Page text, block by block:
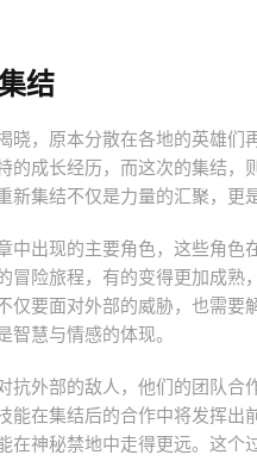
结
晓，原本分散在各地的英雄
的成长经历，而这次的集结，
新集结不仅是力量的汇聚，更
中出现的主要角色，这些角
冒险旅程，有的变得更加成
仅要面对外部的威胁，也需要
智慧与情感的体现。
抗外部的敌人，他们的团队
能在集结后的合作中将发挥
在神秘禁地中走得更远。这